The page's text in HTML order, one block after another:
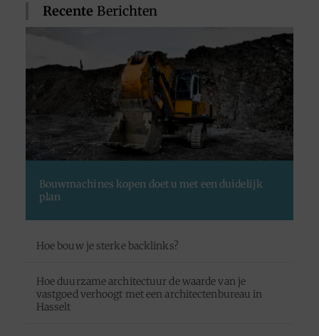
Recente Berichten
Bouwmachines kopen doet u met een duidelijk
plan
Hoe bouw je sterke backlinks?
Hoe duurzame architectuur de waarde van je
vastgoed verhoogt met een architectenbureau in
Hasselt